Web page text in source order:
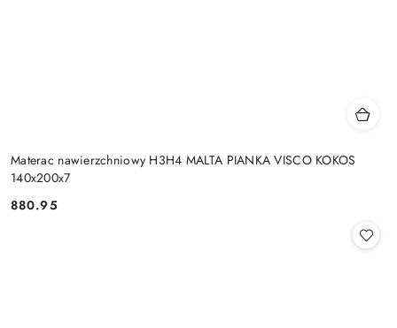
Materac nawierzchniowy H3H4 MALTA PIANKA VISCO KOKOS
140x200x7
Cena:
880.95